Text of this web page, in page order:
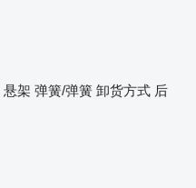
悬架 弹簧/弹簧 卸货方式 后